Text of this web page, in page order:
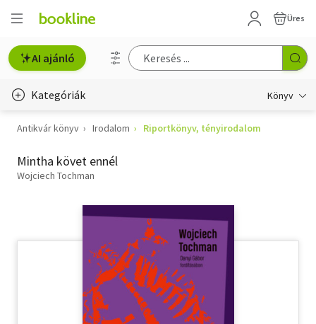
Üres
AI ajánló
Kategóriák Könyv
Életmód, egészség
Erotika
Hobbi, szabadidő
Antikvár könyv Irodalom Riportkönyv, tényirodalom
Mintha követ ennél
Wojciech Tochman